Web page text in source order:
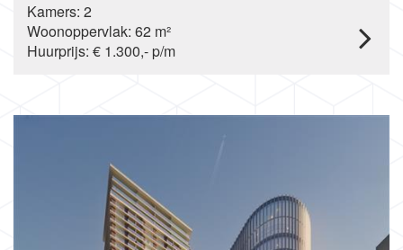
Kamers: 2
Woonoppervlak: 62 m²
Huurprijs: € 1.300,- p/m